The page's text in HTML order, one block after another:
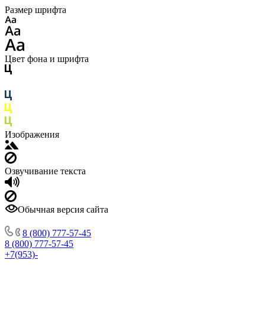
Размер шрифта
Цвет фона и шрифта
Изображения
Озвучивание текста
Обычная версия сайта
8 (800) 777-57-45
8 (800) 777-57-45
+7(953)-